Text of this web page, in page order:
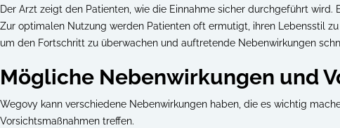
Der Arzt zeigt den Patienten, wie die Einnahme sicher durchgeführt
Zur optimalen Nutzung werden Patienten oft ermutigt, ihren Lebensstil
um den Fortschritt zu überwachen und auftretende Nebenwirkungen
Mögliche Nebenwirkungen und
Wegovy kann verschiedene Nebenwirkungen haben, die es wichtig
Vorsichtsmaßnahmen treffen.